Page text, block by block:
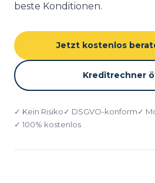
beste Konditionen.
Jetzt kostenlos
Kreditrechner
✓ Kein Risiko✓ DSGVO-konform✓
✓ 100% kostenlos